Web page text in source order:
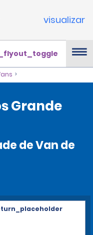
visualizar
Grande
de Van de